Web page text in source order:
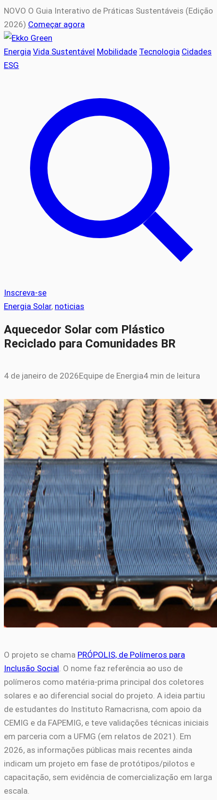
NOVO O Guia Interativo de Práticas Sustentáveis (Edição
2026) Começar agora
Energia Vida Sustentável Mobilidade Tecnologia Cidades
ESG
Inscreva-se
Energia Solar, noticias
Aquecedor Solar com Plástico
Reciclado para Comunidades BR
4 de janeiro de 2026Equipe de Energia4 min de leitura
O projeto se chama PRÓPOLIS, de Polímeros para
Inclusão Social . O nome faz referência ao uso de
polímeros como matéria-prima principal dos coletores
solares e ao diferencial social do projeto. A ideia partiu
de estudantes do Instituto Ramacrisna, com apoio da
CEMIG e da FAPEMIG, e teve validações técnicas iniciais
em parceria com a UFMG (em relatos de 2021). Em
2026, as informações públicas mais recentes ainda
indicam um projeto em fase de protótipos/pilotos e
capacitação, sem evidência de comercialização em larga
escala.